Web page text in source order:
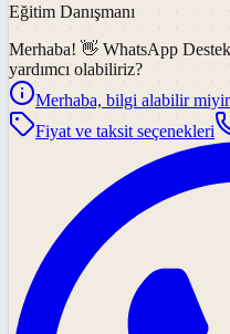
Eğitim Danışmanı
Merhaba! 👋 WhatsApp Destek
yardımcı olabiliriz?
Merhaba, bilgi alabilir
Fiyat ve taksit seçenekleri